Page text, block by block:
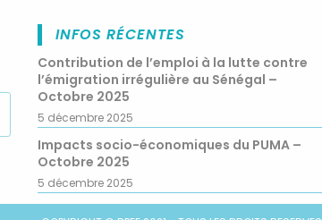
INFOS RÉCENTES
Contribution de l’emploi à la lutte contre
l’émigration irrégulière au Sénégal –
Octobre 2025
5 décembre 2025
Impacts socio-économiques du PUMA –
Octobre 2025
5 décembre 2025